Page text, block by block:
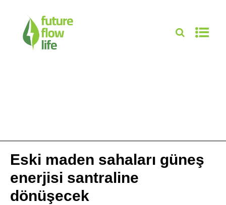
Eski maden sahaları güneş
enerjisi santraline
dönüşecek